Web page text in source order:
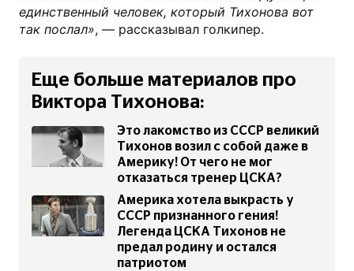
единственный человек, который Тихонова вот
так послал», — рассказывал голкипер.
Еще больше материалов про
Виктора Тихонова:
Это лакомство из СССР великий
Тихонов возил с собой даже в
Америку! От чего не мог
отказаться тренер ЦСКА?
Америка хотела выкрасть у
СССР признанного гения!
Легенда ЦСКА Тихонов не
предал родину и остался
патриотом